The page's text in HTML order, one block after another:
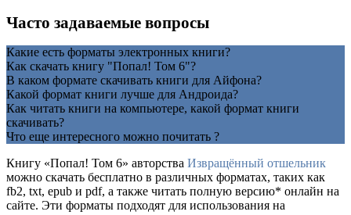
Часто задаваемые вопросы
Какие есть форматы электронных книги?
Как скачать книгу "Попал! Том 6"?
В каком формате скачивать книги для Айфона?
Какой формат книги лучше для Андроида?
Как читать книги на компьютере, какой формат книги
скачивать?
Что еще интересного можно почитать ?
Книгу «Попал! Том 6» авторства Извращённый отшельник
можно скачать бесплатно в различных форматах, таких как
fb2, txt, epub и pdf, а также читать полную версию* онлайн на
сайте. Эти форматы подходят для использования на